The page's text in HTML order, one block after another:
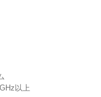
以上